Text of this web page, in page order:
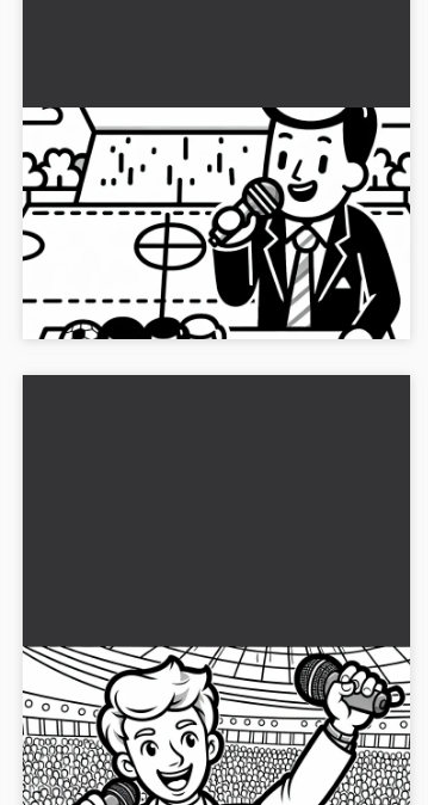
Le speaker du stade annonce la
composition des joueurs – Dessin à
colorier gratuit et simple
Une image à colorier créative d'un annonceur
de stade est disponible en téléchargement ici.
Télécharge dès maintenant le modèle de
coloriage gratuitemen...
Le speaker du stade commente un
but avec enthousiasme - Dessin à
colorier gratuit
Découvrez le commentateur de stade de
football qui commente un but avec